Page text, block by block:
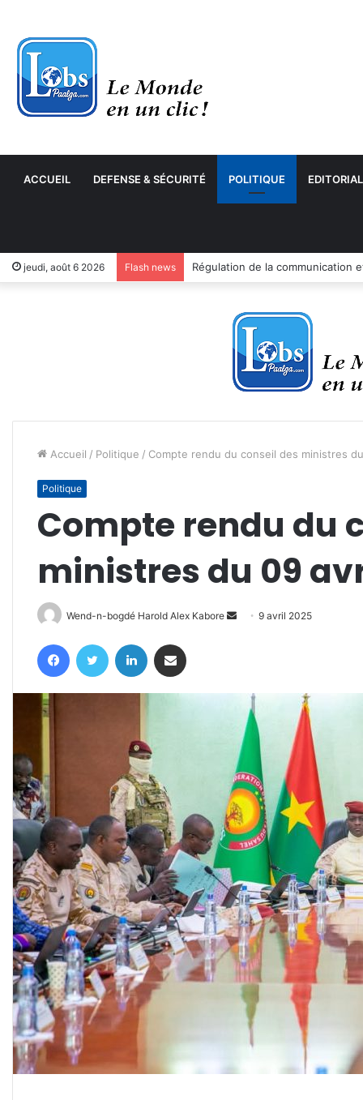
ACCUEIL DEFENSE & SÉCURITÉ POLITIQUE EDITORIAL
jeudi, août 6 2026 Flash news
Accueil / Politique / Compte rendu du conseil des ministres
Politique
Compte rendu du
ministres du 09
Wend-n-bogdé Harold Alex Kabore
Envoyer9 avril 2025
FacebookTwitter Linkedin